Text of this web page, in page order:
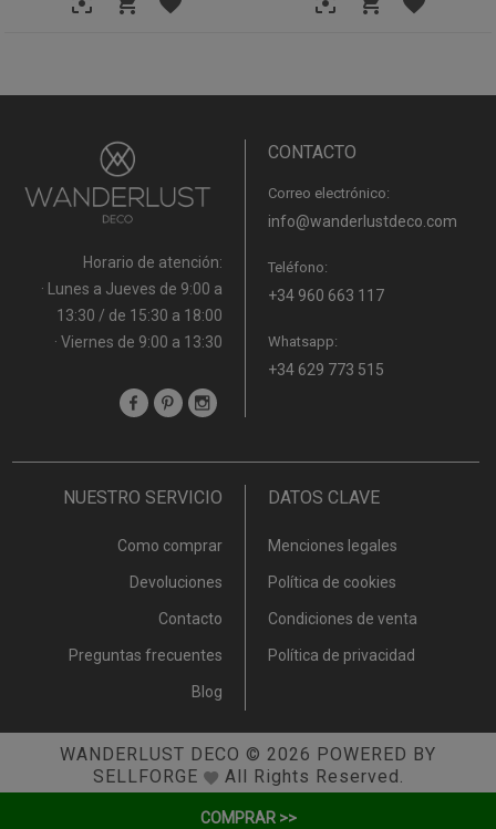
COMPRAR >>
Horario de atención:
· Lunes a Jueves de 9:00 a
13:30 / de 15:30 a 18:00
· Viernes de 9:00 a 13:30
CONTACTO
Correo electrónico:
info@wanderlustdeco.com
Teléfono:
+34 960 663 117
Whatsapp:
+34 629 773 515
NUESTRO SERVICIO
Como comprar
Devoluciones
Contacto
Preguntas frecuentes
Blog
DATOS CLAVE
Menciones legales
Política de cookies
Condiciones de venta
Política de privacidad
WANDERLUST DECO © 2026 POWERED BY
SELLFORGE
All Rights Reserved.